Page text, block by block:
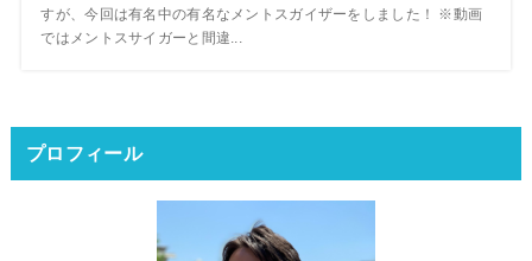
すが、今回は有名中の有名なメントスガイザーをしました！ ※動画
ではメントスサイガーと間違...
プロフィール